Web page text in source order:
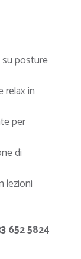
posture
relax in
per
di
lezioni
652 5824